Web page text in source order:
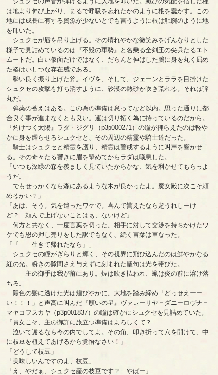
は地より伸び上がり、まるで呼吸を忘れたかのように根を蠢かす。この
地には成長に有する資源が少ないとでも言うように根は触腕のように地
を叩いた。
シュクセが唇を吊り上げる。その晴れやかな微笑みをげんなりとした
様子で見詰めているのは『不毀の軍勢』と名乗る全剣王の尖兵たるエト
ムートだ。白い仮面だけではなく、だらんと伸ばした腕に身を丸く屈め
た姿はいしつな存在感である。
勢い良く振り上げた斧。イヴを、そして、ジェーンとララを目掛けた
シュクセの攻撃を打ち消すように、砂漠の熱砂が吹き荒れる。それは弾
丸だ。
弾薬の蓄えはある。この為の準備は怠ってなど以内。思った通りに都
合良く事が進まなくとも良い。運は切り拓く為に持っているのだから。
『灼けつく太陽』ラダ・ジグリ（p3p000271）の瞳が捕らえたのは軽や
かに身を躍らせるシュクセと、その周辺の精霊や騎士達だった。
騎士はシュクセと精霊を護り、精霊は警戒するように叫声を響かせ
る。その奇々たる響きに眉を顰めてからラダは嘆息した。
「いつも深緑の森を羨ましく見ていたからかな、気を利かせてもらっよ
うだ。
でもせっかくなら森にあるような木が良かったよ。魔女殿に次こそ頼
めるかい？」
「あは、そう。気を遣ったワケで。喜んで貰えたなら超うれしーけ
ど？ 頼んで上げないことはぁ、ないけど」
何方と共なく、一度言葉を切った。相手に対して交渉を持ちかけたワ
ケでも恩の押し売りをした訳でもなく、続く言葉は重なった。
「「――生きて帰れたなら」」
シュクセの瞳がぎらりと輝く、その視界に飛び込んだのは鮮やかなる
紅の光。瞬きの隙間さえ与えずに刻まれた聖句は光を帯びた。
――主の御手は我が前にあり。煙は吹き払われ、蝋は炎の前に溶け落
ちる。
陽色の髪に透けた光は煌びやかに。大地を踏み締め「どっせえーー
い！！！」と声高に叫んだ『願いの星』ヴァレーリヤ＝ダニーロヴナ＝
マヤコフスカヤ（p3p001837）の瞳は確かにシュクセを見詰めていた。
「貴女こそ、主の御許に旅立つ準備はよろしくて？
泣いて謝るなら今の内でしてよ。その角、叩き折って穴を開けて、中
に枝豆を植えてあげるから覚悟なさい！」
「どうして枝豆」
「美味しいんですのよ、枝豆」
「え、やだぁ、シュクセ産の枝豆です？ やばー」